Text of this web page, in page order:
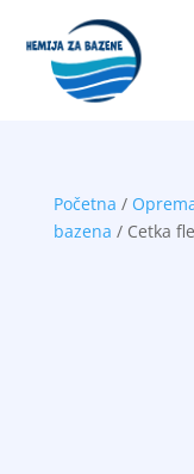
Početna /
bazena / Cetka